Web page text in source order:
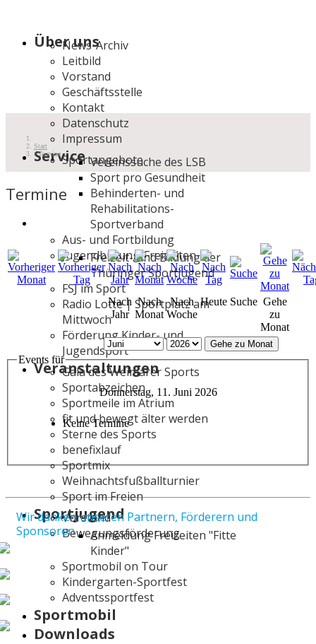
Über uns
News-Archiv
Leitbild
Vorstand
Geschäftsstelle
Kontakt
Datenschutz
Impressum
ServiceSportangebote
Vereinssuche des LSB
Sport pro Gesundheit
Behinderten- und
Rehabilitations-
Sportverband
Aus- und Fortbildung
Jugendbildung/Freizeiten
Freizeit- und Bildung der
Thüringer Sportjugend
FSJ im Sport
Radio Lotte | Sportplatz am
Mittwoch
Förderung Kinder- und
Jugendsport
Veranstaltungen
Gala des Weimarer Sports
Sportabzeichen
Sportmeile im Atrium
fit und bewegt älter werden
Sterne des Sports
benefixlauf
Sportmix
Weihnachtsfußballturnier
Sport im Freien
Sportjugend
Vorstand
Bewegungsförderung
Anmeldung Freizeiten "Fitte
Kinder"
Sportmobil on Tour
Kindergarten-Sportfest
Adventssportfest
Sportmobil
Downloads
Start
Termine
Termine
Nach
Jahr
Nach
Monat
Nach
Woche
Heute Suche Gehe
zu
Monat
Gehe zu Monat
Events für
Donnerstag, 11. Juni 2026
Keine Termine
Wir danken unseren Partnern, Förderern und
Sponsoren